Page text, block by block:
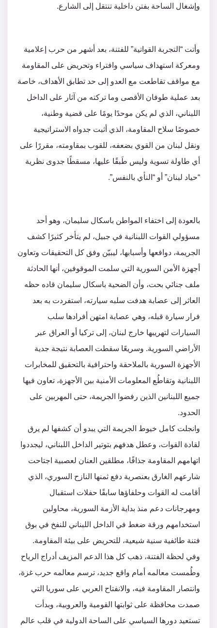
وإشغال الساحة بفتن داخلية تنتقل إلى الشارع.
وأتت “التجربة القواتية” للفتنة، بعد أشهر من حرب إعلامية
ومعركة استهداف سياسي وافتراء وتحريض على المقاومة
مع مواقف تقاطعت مع العدو إلى حد تطابق الأهداف، خاصة
بعد عملية طوفان الأقصى وما تركته من آثار على الداخل
اللبناني، الذي لم يكن موحدًا يومًا على قضية وطنية،
خصوصًا سلاح المقاومة، الذي أثبت جدواه الاستراتيجية
ونقل لبنان من القوي بضعفه، للقوب بمقاومته، مقررًا على
أي طاولة تسوية وليس طَبقًا عليها، مسقطًا جدوى نظرية
“حياد لبنان” أو “النأي بالنفس”.
بالعودة إلى اختفاء المواطن باسكال سليمان، وهو أحد
مسؤولي القوات اللبنانية في جبيل، لم يتأخر كثيرًا كشف
الجريمة، دوافعها وأسبابها، ليبيّن وفق كل التحقيقات وتعاون
أجهزة الأمن السورية التي سلمت الموقوفين، أنها الحادثة
ملف جنائي بحت، وأن الضحية باسكال سليمان قاده حظه
العاثر إلى عصابة هدفت سلبه سيارته، استفردت به بعد
فرار سيارة قبله، وهي عصابة امتهن أفرادها سلب
السيارات لتهريبها خارج لبنان، إلى تركيا أو العراق عبر
الأراضي السورية. وسريعًا سقطت العصابة نتيجة جدية
الأجهزة السورية بالملاحقة واحترافية بالتحقيق للمخابرات
اللبنانية وتقاطُع المعلومات الأمنية بين الأجهزة، تعاون فيها
جميع اللبنانين الذين رفضوا الجريمة، حتى المهربين على
الحدود.
وانجلت كامل خيوط الجريمة التي يبدو أن كشفها لم يرق
لقادة القوات، وعطل هدفهم بتوتير الداخل اللبناني، ليجددوا
اتهامهم المقاومة جذافًا، مطلقين العنان لعصبية اجتاحت
شارعهم الغارق بعنصرية دفع ثمنها النازح السوري، الذي
أقامت له القوات وحلفاؤها سابقًا حفلات استقبال
ومهرجانات دعم منذ بداية الأزمة السورية، محاولين
استخدامهم ورقة ضغط في الداخل اللبناني للنفخ في بوق
فتنة طائفية سنية شيعية، للتحريض على بيئة المقاومة.
وفي لحظة الفتنة، ذهب كل هذا الدعم المزيف أدراج الرياح
وطُمست معالمه أمام واقع جديد، ترسم معالمه حرب غزة،
وانتصار المقاومة فيه، والانفتاح العربي على سوريا التي
صمدت محافظة على ثوابتها القومية والعروبية، وبدأت
تستعيد دورها السياسي على الساحة الدولية في قلب عالم